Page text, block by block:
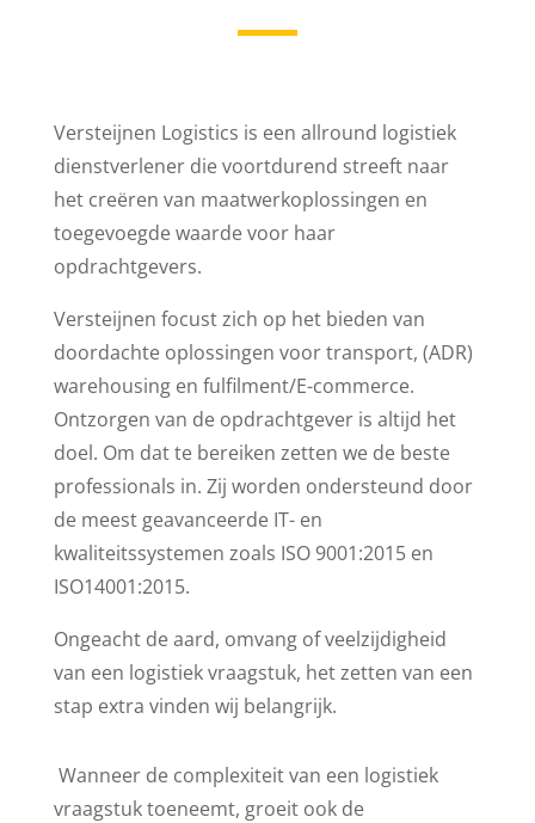
Versteijnen Logistics is een allround logistiek
dienstverlener die voortdurend streeft naar
het creëren van maatwerkoplossingen en
toegevoegde waarde voor haar
opdrachtgevers.
Versteijnen focust zich op het bieden van
doordachte oplossingen voor transport, (ADR)
warehousing en fulfilment/E-commerce.
Ontzorgen van de opdrachtgever is altijd het
doel. Om dat te bereiken zetten we de beste
professionals in. Zij worden ondersteund door
de meest geavanceerde IT- en
kwaliteitssystemen zoals ISO 9001:2015 en
ISO14001:2015.
Ongeacht de aard, omvang of veelzijdigheid
van een logistiek vraagstuk, het zetten van een
stap extra vinden wij belangrijk.
Wanneer de complexiteit van een logistiek
vraagstuk toeneemt, groeit ook de